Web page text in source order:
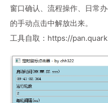
窗口确认、流程操作、日常
的手动点击中解放出来。
工具自取： https://